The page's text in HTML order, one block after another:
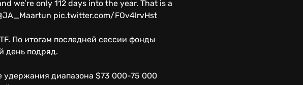
we’re only 112 days into the year. That is a
pic.twitter.com/FOv4lrvHst
По итогам последней сессии фонды
день подряд.
удержания диапазона $73 000-75 000